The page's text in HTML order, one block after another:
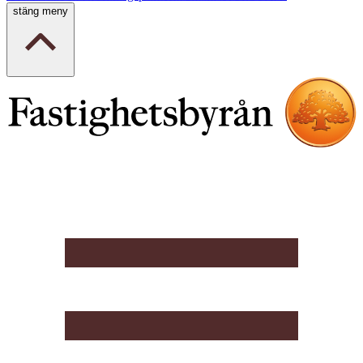
stäng meny